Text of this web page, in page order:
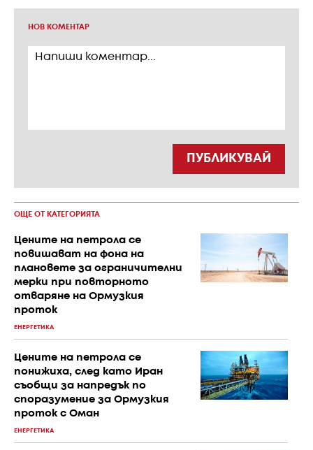
НОВ КОМЕНТАР
ПУБЛИКУВАЙ
ОЩЕ ОТ КАТЕГОРИЯТА
Цените на петрола се
повишават на фона на
плановете за ограничителни
мерки при повторното
отваряне на Ормузкия
проток
ЕНЕРГЕТИКА
Цените на петрола се
понижиха, след като Иран
съобщи за напредък по
споразумение за Ормузкия
проток с Оман
ЕНЕРГЕТИКА